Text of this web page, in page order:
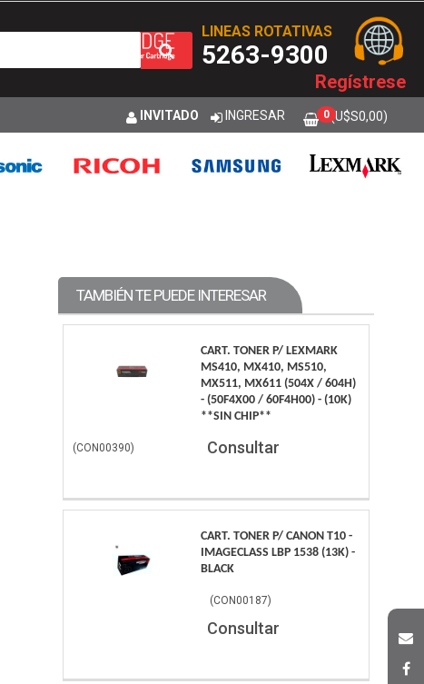
INVITADO INGRESAR 0 (U$S0,00)
LINEAS ROTATIVAS
5263-9300
Regístrese
TAMBIÉN TE PUEDE INTERESAR
CART. TONER P/ LEXMARK
MS410, MX410, MS510,
MX511, MX611 (504X / 604H)
- (50F4X00 / 60F4H00) - (10K)
**SIN CHIP**
(CON00390) Consultar
CART. TONER P/ CANON T10 -
IMAGECLASS LBP 1538 (13K) -
BLACK
(CON00187)
Consultar